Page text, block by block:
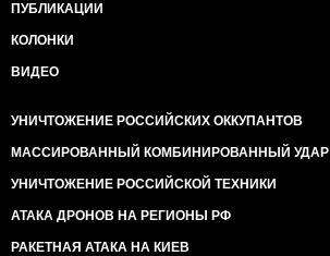
ПУБЛИКАЦИИ
КОЛОНКИ
ВИДЕО
УНИЧТОЖЕНИЕ РОССИЙСКИХ ОККУПАНТОВ
МАССИРОВАННЫЙ КОМБИНИРОВАННЫЙ УДАР
УНИЧТОЖЕНИЕ РОССИЙСКОЙ ТЕХНИКИ
АТАКА ДРОНОВ НА РЕГИОНЫ РФ
РАКЕТНАЯ АТАКА НА КИЕВ